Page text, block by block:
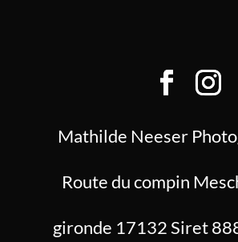
Mathilde Neeser
Route du compin
gironde 17132 Siret